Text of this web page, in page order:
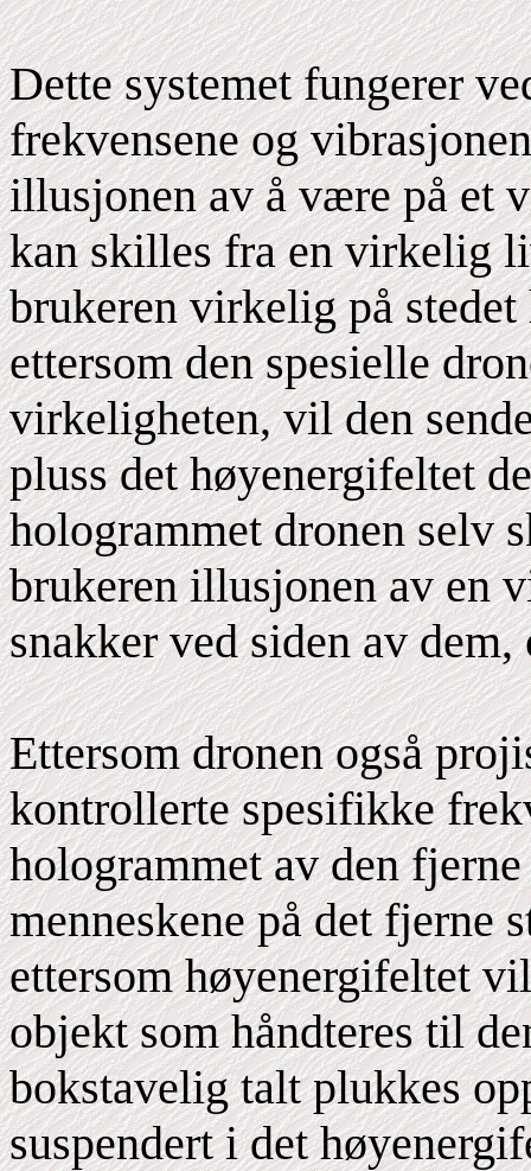
Dette systemet fungerer
frekvensene og
illusjonen av å være på et
kan skilles fra en virkelig
brukeren virkelig på
ettersom den spesielle
virkeligheten, vil den
pluss det høyenergifeltet
hologrammet dronen selv
brukeren illusjonen av en
snakker ved siden av
Ettersom dronen også
kontrollerte spesifikke
hologrammet av den
menneskene på det fjerne
ettersom høyenergifeltet
objekt som håndteres til
bokstavelig talt plukkes
suspendert i det